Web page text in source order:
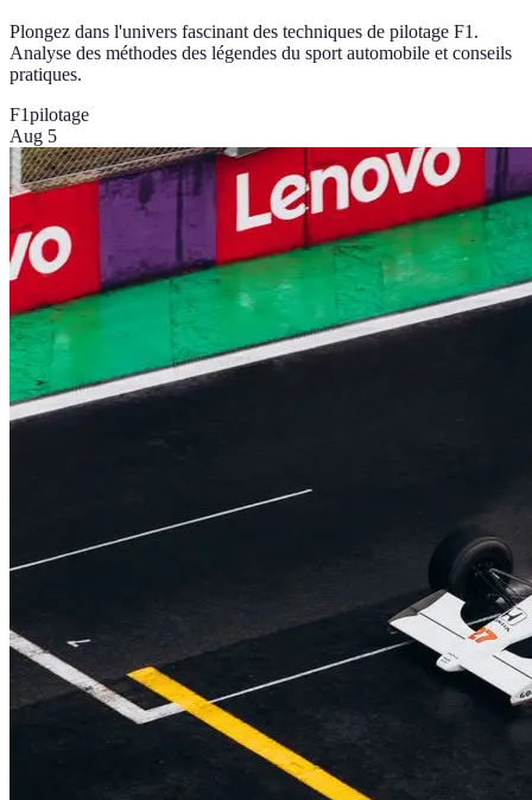
Plongez dans l'univers fascinant des techniques de pilotage F1.
Analyse des méthodes des légendes du sport automobile et conseils
pratiques.
F1pilotage
Aug 5